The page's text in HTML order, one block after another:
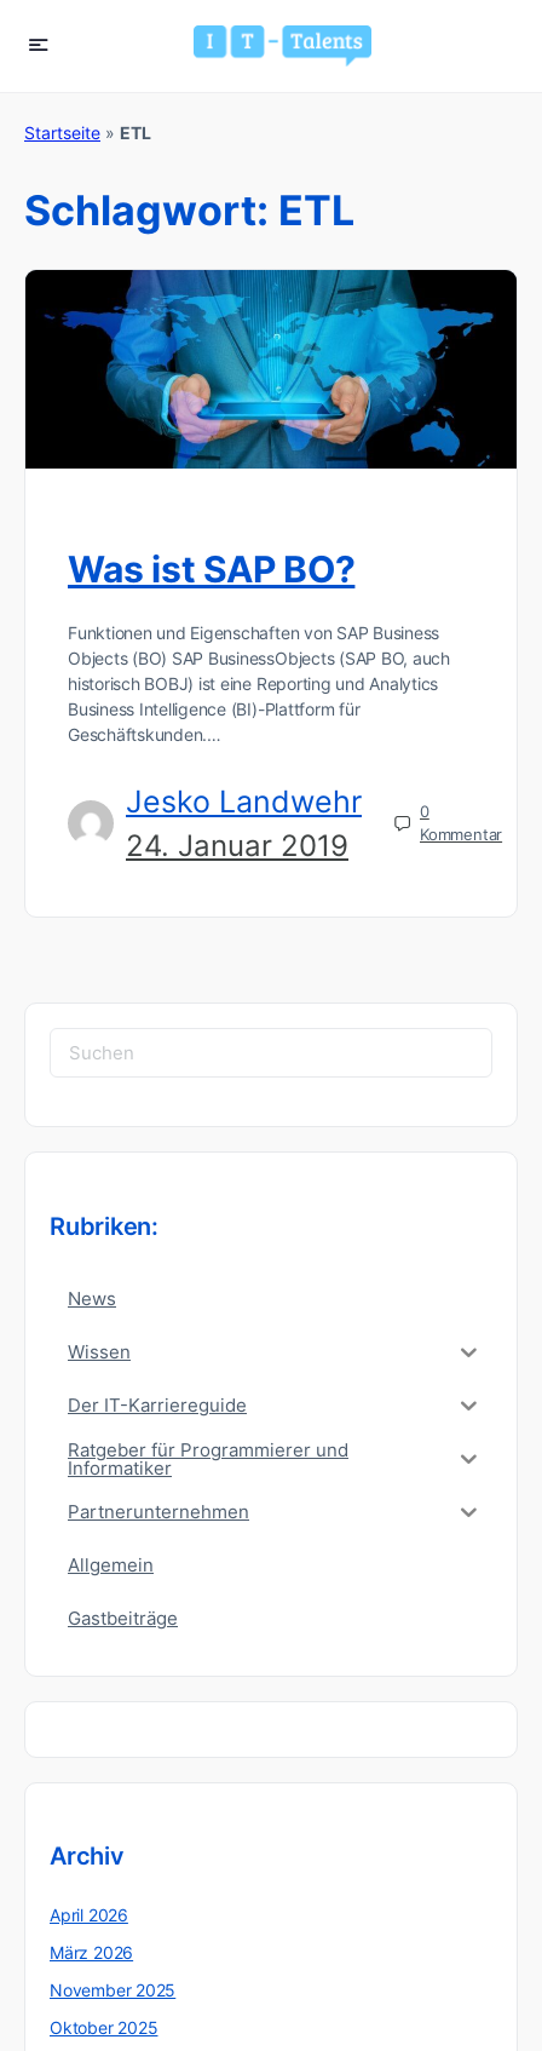
Startseite » ETL
Schlagwort: ETL
Was ist SAP BO?
Funktionen und Eigenschaften von SAP Business
Objects (BO) SAP BusinessObjects (SAP BO, auch
historisch BOBJ) ist eine Reporting und Analytics
Business Intelligence (BI)-Plattform für
Geschäftskunden.…
Jesko Landwehr
24. Januar 2019
0
Kommentar
Suchen
nach:
Rubriken:
News
Wissen
Der IT-Karriereguide
Ratgeber für Programmierer und
Informatiker
Partnerunternehmen
Allgemein
Gastbeiträge
Archiv
April 2026
März 2026
November 2025
Oktober 2025